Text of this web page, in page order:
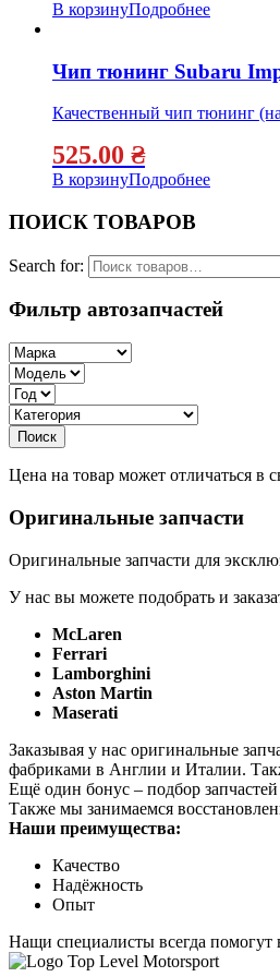
В корзинуПодробнее
Чип тюнинг Subaru
Качественный чип тюнинг
525.00 ₴
В корзинуПодробнее
ПОИСК ТОВАРОВ
Search for:
Фильтр автозапчастей
Цена на товар может отличаться в
Оригинальные запчасти
Оригинальные запчасти для
У нас вы можете подобрать и
McLaren
Ferrari
Lamborghini
Aston Martin
Maserati
Заказывая у нас оригинальные
фабриками в Англии и Италии.
Ещё один бонус – подбор
Также мы занимаемся
Наши преимущества:
Качество
Надёжность
Опыт
Нащи специалисты всегда помогут